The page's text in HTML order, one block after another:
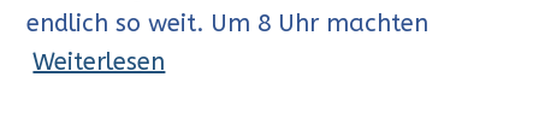
endlich so weit. Um 8 Uhr machten
Weiterlesen